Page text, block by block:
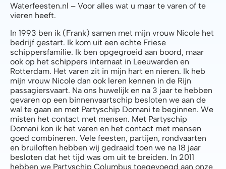
Waterfeesten.nl – Voor alles wat u maar te varen of te
vieren heeft.
In 1993 ben ik (Frank) samen met mijn vrouw Nicole het
bedrijf gestart. Ik kom uit een echte Friese
schippersfamilie. Ik ben opgegroeid aan boord, maar
ook op het schippers internaat in Leeuwarden en
Rotterdam. Het varen zit in mijn hart en nieren. Ik heb
mijn vrouw Nicole dan ook leren kennen in de Rijn
passagiersvaart. Na ons huwelijk en na 3 jaar te hebben
gevaren op een binnenvaartschip besloten we aan de
wal te gaan en met Partyschip Domani te beginnen. We
misten het contact met mensen. Met Partyschip
Domani kon ik het varen en het contact met mensen
goed combineren. Vele feesten, partijen, rondvaarten
en bruiloften hebben wij gedraaid toen we na 18 jaar
besloten dat het tijd was om uit te breiden. In 2011
hebben we Partyschip Columbus toegevoegd aan onze